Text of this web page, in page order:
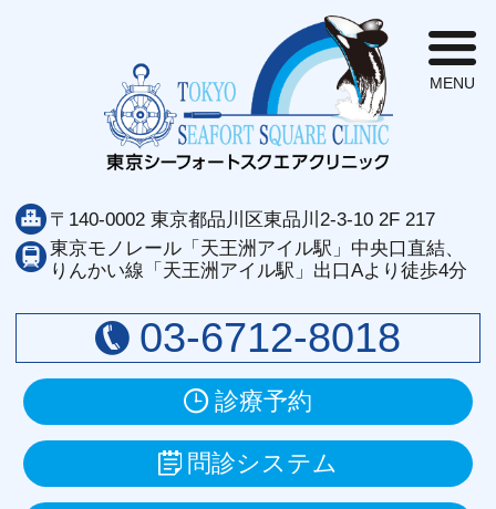
〒140-0002 東京都品川区東品川2-3-10 2F 217
東京モノレール「天王洲アイル駅」中央口直結、
りんかい線「天王洲アイル駅」出口Aより徒歩4分
03-6712-8018
診療予約
問診システム